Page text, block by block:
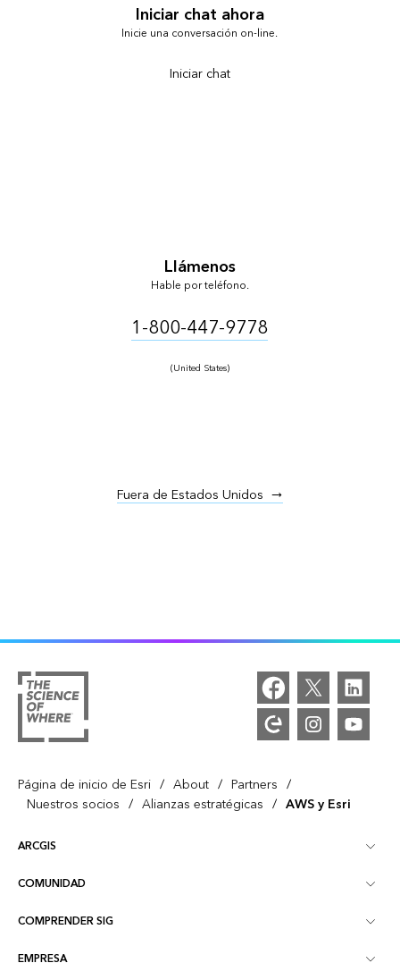
Iniciar chat ahora
Inicie una conversación on-line.
Iniciar chat
Llámenos
Hable por teléfono.
1-800-447-9778
(United States)
Fuera de Estados Unidos
Página de inicio de Esri / About / Partners /
Nuestros socios / Alianzas estratégicas / AWS y Esri
ARCGIS
Descripción general de ArcGIS
Representación cartográfica
COMUNIDAD
Comunidad de Esri
COMPRENDER SIG
EMPRESA